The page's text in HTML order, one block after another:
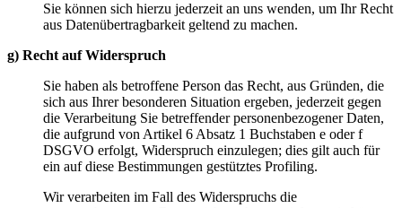
Sie können sich hierzu jederzeit an uns wenden, um Ihr Recht
aus Datenübertragbarkeit geltend zu machen.
g) Recht auf Widerspruch
Sie haben als betroffene Person das Recht, aus Gründen, die
sich aus Ihrer besonderen Situation ergeben, jederzeit gegen
die Verarbeitung Sie betreffender personenbezogener Daten,
die aufgrund von Artikel 6 Absatz 1 Buchstaben e oder f
DSGVO erfolgt, Widerspruch einzulegen; dies gilt auch für
ein auf diese Bestimmungen gestütztes Profiling.
Wir verarbeiten im Fall des Widerspruchs die